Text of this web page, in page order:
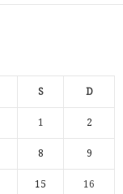
S D
1 2
8 9
15 16